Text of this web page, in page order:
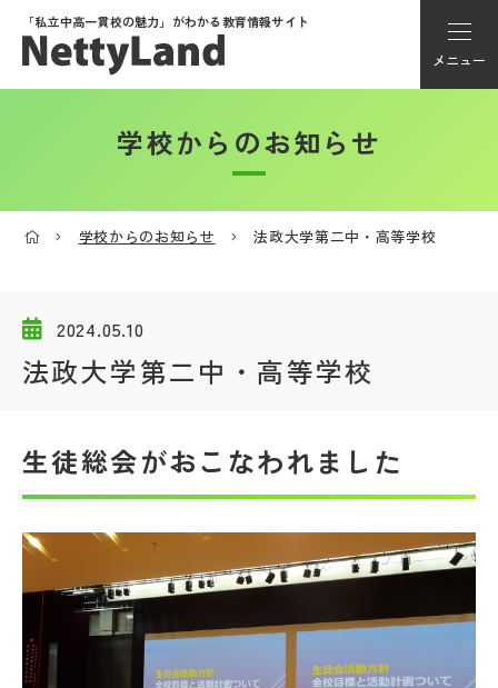
「私立中高一貫校の魅力」がわかる教育情報サイト
メニュー
アカウント登録
学校選び
私学探検隊
帰国生受験情報
説明会・イベント情報
よみもの
学校からのお知らせ
学校からのお知らせ 法政大学第二中・高等学校
2024.05.10
法政大学第二中・高等学校
生徒総会がおこなわれました